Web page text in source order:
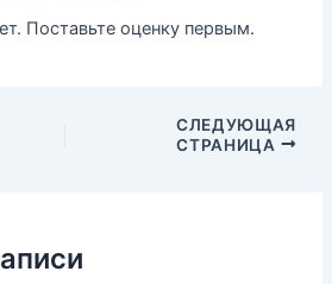
Поставьте оценку первым.
СЛЕДУЮЩАЯ
СТРАНИЦА